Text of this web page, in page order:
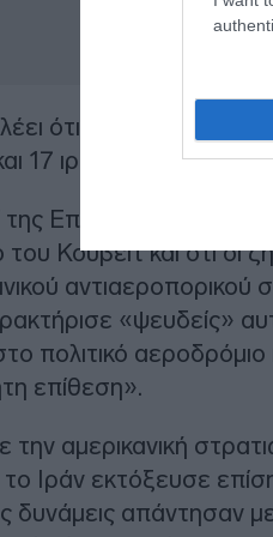
ότι συνολικά
17 ιρανικών, μη
Επανάστασης
Κουβέιτ και ότι οι
«ψευδείς»
πολιτικό αεροδρόμιο
επίθεση».
αμερικανική
Ιράν εκτόξευσε
δυνάμεις απάντησαν